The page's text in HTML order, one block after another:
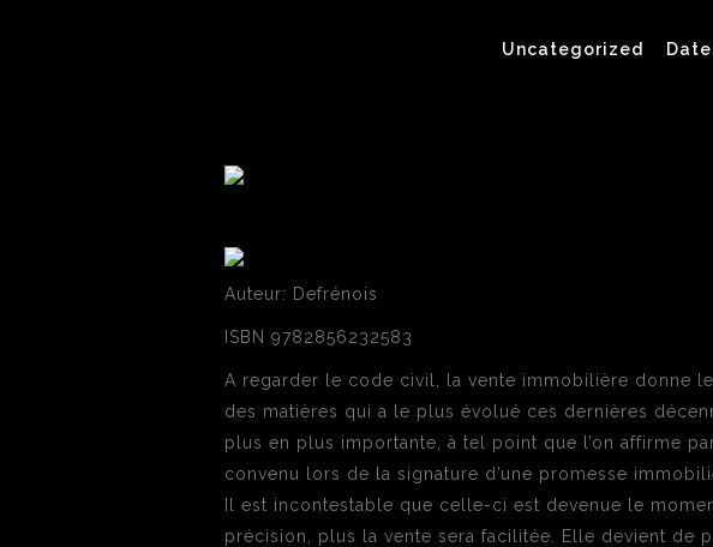
Uncategorized
Auteur: Defrénois
ISBN 9782856232583
A regarder le code civil, la vente immobilière donne
des matières qui a le plus évolué ces dernières
plus en plus importante, à tel point que l’on affirme
convenu lors de la signature d’une promesse
Il est incontestable que celle-ci est devenue le
précision, plus la vente sera facilitée. Elle devient de